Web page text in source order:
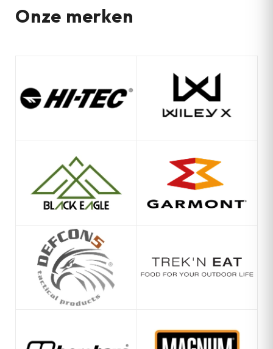
Onze merken